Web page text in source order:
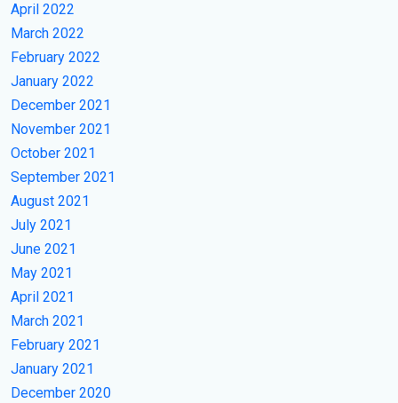
April 2022
March 2022
February 2022
January 2022
December 2021
November 2021
October 2021
September 2021
August 2021
July 2021
June 2021
May 2021
April 2021
March 2021
February 2021
January 2021
December 2020